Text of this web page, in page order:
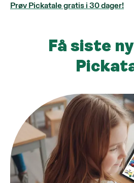
Prøv Pickatale gratis i 30 dager!
Få siste